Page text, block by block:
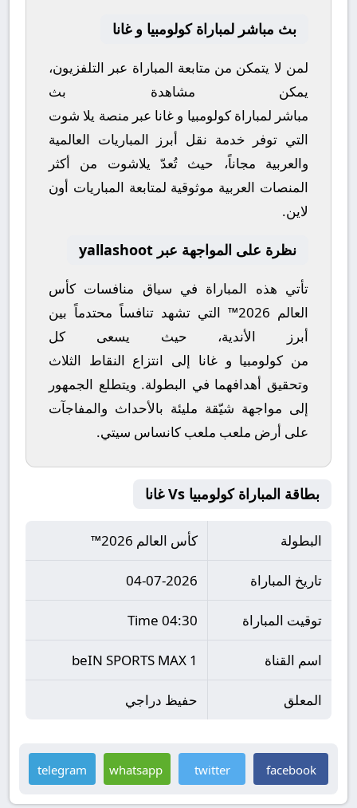
بث مباشر لمباراة كولومبيا و غانا
لمن لا يتمكن من متابعة المباراة عبر التلفزيون،
يمكن مشاهدة بث
مباشر لمباراةكولومبيا و غانا عبر منصة يلا شوت
التي توفر خدمة نقل أبرز المباريات العالمية
والعربية مجاناً، حيث تُعدّ يلاشوت من أكثر
المنصات العربية موثوقية لمتابعة المباريات أون
لاين.
نظرة على المواجهة عبر yallashoot
تأتي هذه المباراة في سياق منافسات كأس
العالم 2026™
التي تشهد تنافساً محتدماً بين
أبرز الأندية، حيث يسعى كل
من كولومبيا وغانا إلى انتزاع النقاط الثلاث
وتحقيق أهدافهما في البطولة. ويتطلع الجمهور
إلى مواجهة شيّقة مليئة بالأحداث والمفاجآت
على أرض ملعب ملعب كانساس سيتي.
بطاقة المباراة كولومبيا Vs غانا
البطولة كأس العالم 2026™
تاريخ المباراة 04-07-2026
توقيت المباراة 04:30 Time
اسم القناة beIN SPORTS MAX 1
المعلق حفيظ دراجي
facebook
twitter
whatsapp
telegram